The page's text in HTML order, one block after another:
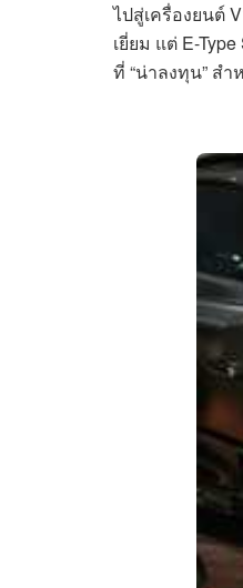
ไปสู่เครื่องยนต์
เยี่ยม แต่ E-
ที่ “น่าลงทุน” ส